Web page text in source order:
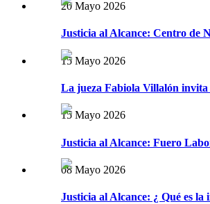
20 Mayo 2026
Justicia al Alcance: Centro de
15 Mayo 2026
La jueza Fabiola Villalón invita
15 Mayo 2026
Justicia al Alcance: Fuero
08 Mayo 2026
Justicia al Alcance: ¿ Qué es